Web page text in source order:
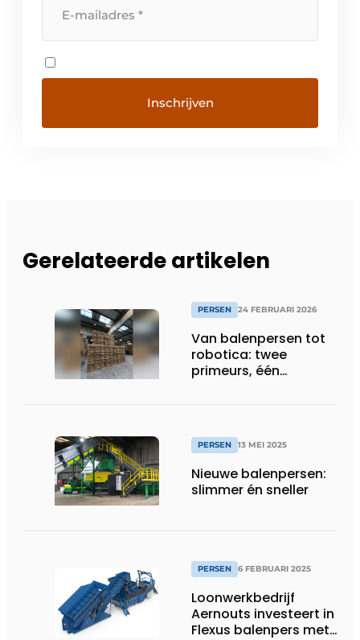
Gerelateerde artikelen
PERSEN 24 FEBRUARI 2026
Van balenpersen tot
robotica: twee
primeurs, één
PERSEN 13 MEI 2025
Nieuwe balenpersen:
slimmer én sneller
PERSEN 6 FEBRUARI 2025
Loonwerkbedrijf
Aernouts investeert in
Flexus balenpers met